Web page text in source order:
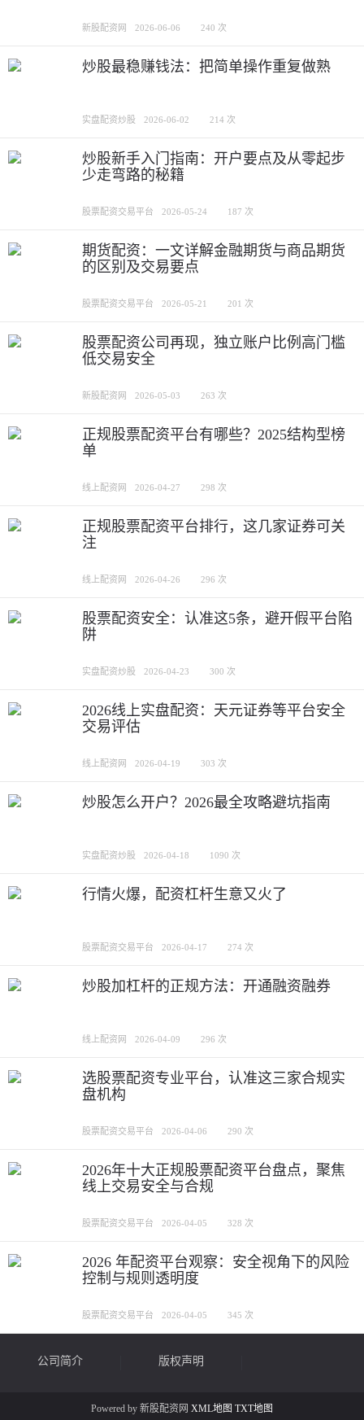
新股配资网 2026-06-06 240 次
炒股最稳赚钱法：把简单操作重复做熟
实盘配资炒股 2026-06-02 214 次
炒股新手入门指南：开户要点及从零起步
少走弯路的秘籍
股票配资交易平台 2026-05-24 187 次
期货配资：一文详解金融期货与商品期货
的区别及交易要点
股票配资交易平台 2026-05-21 201 次
股票配资公司再现，独立账户比例高门槛
低交易安全
新股配资网 2026-05-03 263 次
正规股票配资平台有哪些？2025结构型榜
单
线上配资网 2026-04-27 298 次
正规股票配资平台排行，这几家证券可关
注
线上配资网 2026-04-26 296 次
股票配资安全：认准这5条，避开假平台陷
阱
实盘配资炒股 2026-04-23 300 次
2026线上实盘配资：天元证券等平台安全
交易评估
线上配资网 2026-04-19 303 次
炒股怎么开户？2026最全攻略避坑指南
实盘配资炒股 2026-04-18 1090 次
行情火爆，配资杠杆生意又火了
股票配资交易平台 2026-04-17 274 次
炒股加杠杆的正规方法：开通融资融券
线上配资网 2026-04-09 296 次
选股票配资专业平台，认准这三家合规实
盘机构
股票配资交易平台 2026-04-06 290 次
2026年十大正规股票配资平台盘点，聚焦
线上交易安全与合规
股票配资交易平台 2026-04-05 328 次
2026 年配资平台观察：安全视角下的风险
控制与规则透明度
股票配资交易平台 2026-04-05 345 次
公司简介 版权声明
Powered by 新股配资网 XML地图 TXT地图